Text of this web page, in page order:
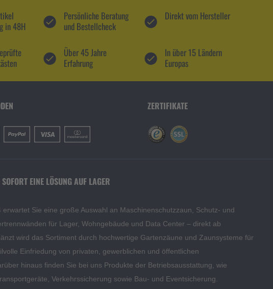
in 48H
Persönliche Beratung
und Bestellcheck
Direkt vom Hersteller
Über 45 Jahre
Erfahrung
In über 15 Ländern
Europas
ZERTIFIKATE
EINE LÖSUNG AUF LAGER
erwartet Sie eine große Auswahl an Maschinenschutzzaun, Schutz- und
für Lager, Wohngebäude und Data Center – direkt ab
wird das Sortiment durch hochwertige Gartenzäune und Zaunsysteme für
Einfriedung von privaten, gewerblichen und öffentlichen
hinaus finden Sie bei uns Produkte der Betriebsausstattung, wie
Verkehrssicherung sowie Bau- und Eventsicherung.